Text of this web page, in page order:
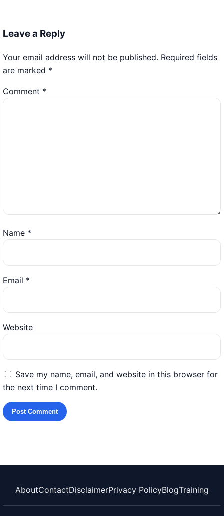
Leave a Reply
Your email address will not be published. Required fields
are marked *
Comment *
Name *
Email *
Website
Save my name, email, and website in this browser for
the next time I comment.
AboutContactDisclaimerPrivacy PolicyBlogTraining